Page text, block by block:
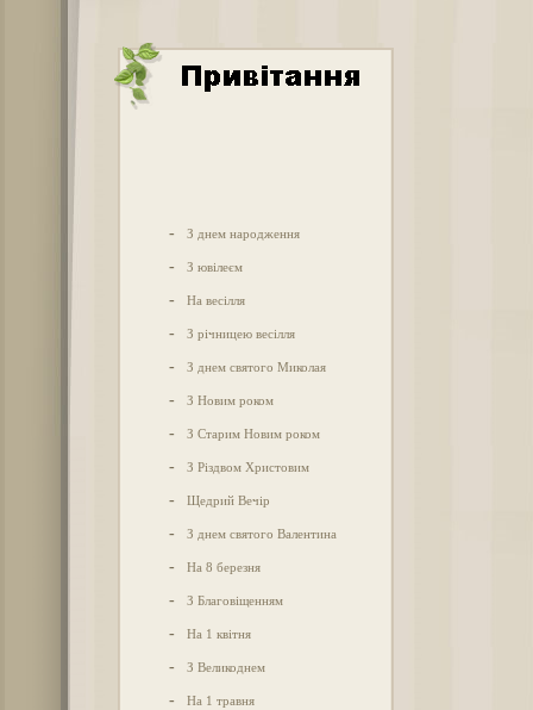
- З днем народження
- З ювілеєм
- На весілля
- З річницею весілля
- З днем святого Миколая
- З Новим роком
- З Старим Новим роком
- З Різдвом Христовим
- Щедрий Вечір
- З днем святого Валентина
- На 8 березня
- З Благовіщенням
- На 1 квітня
- З Великоднем
- На 1 травня